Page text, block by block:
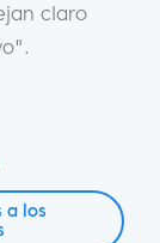
claro
a los